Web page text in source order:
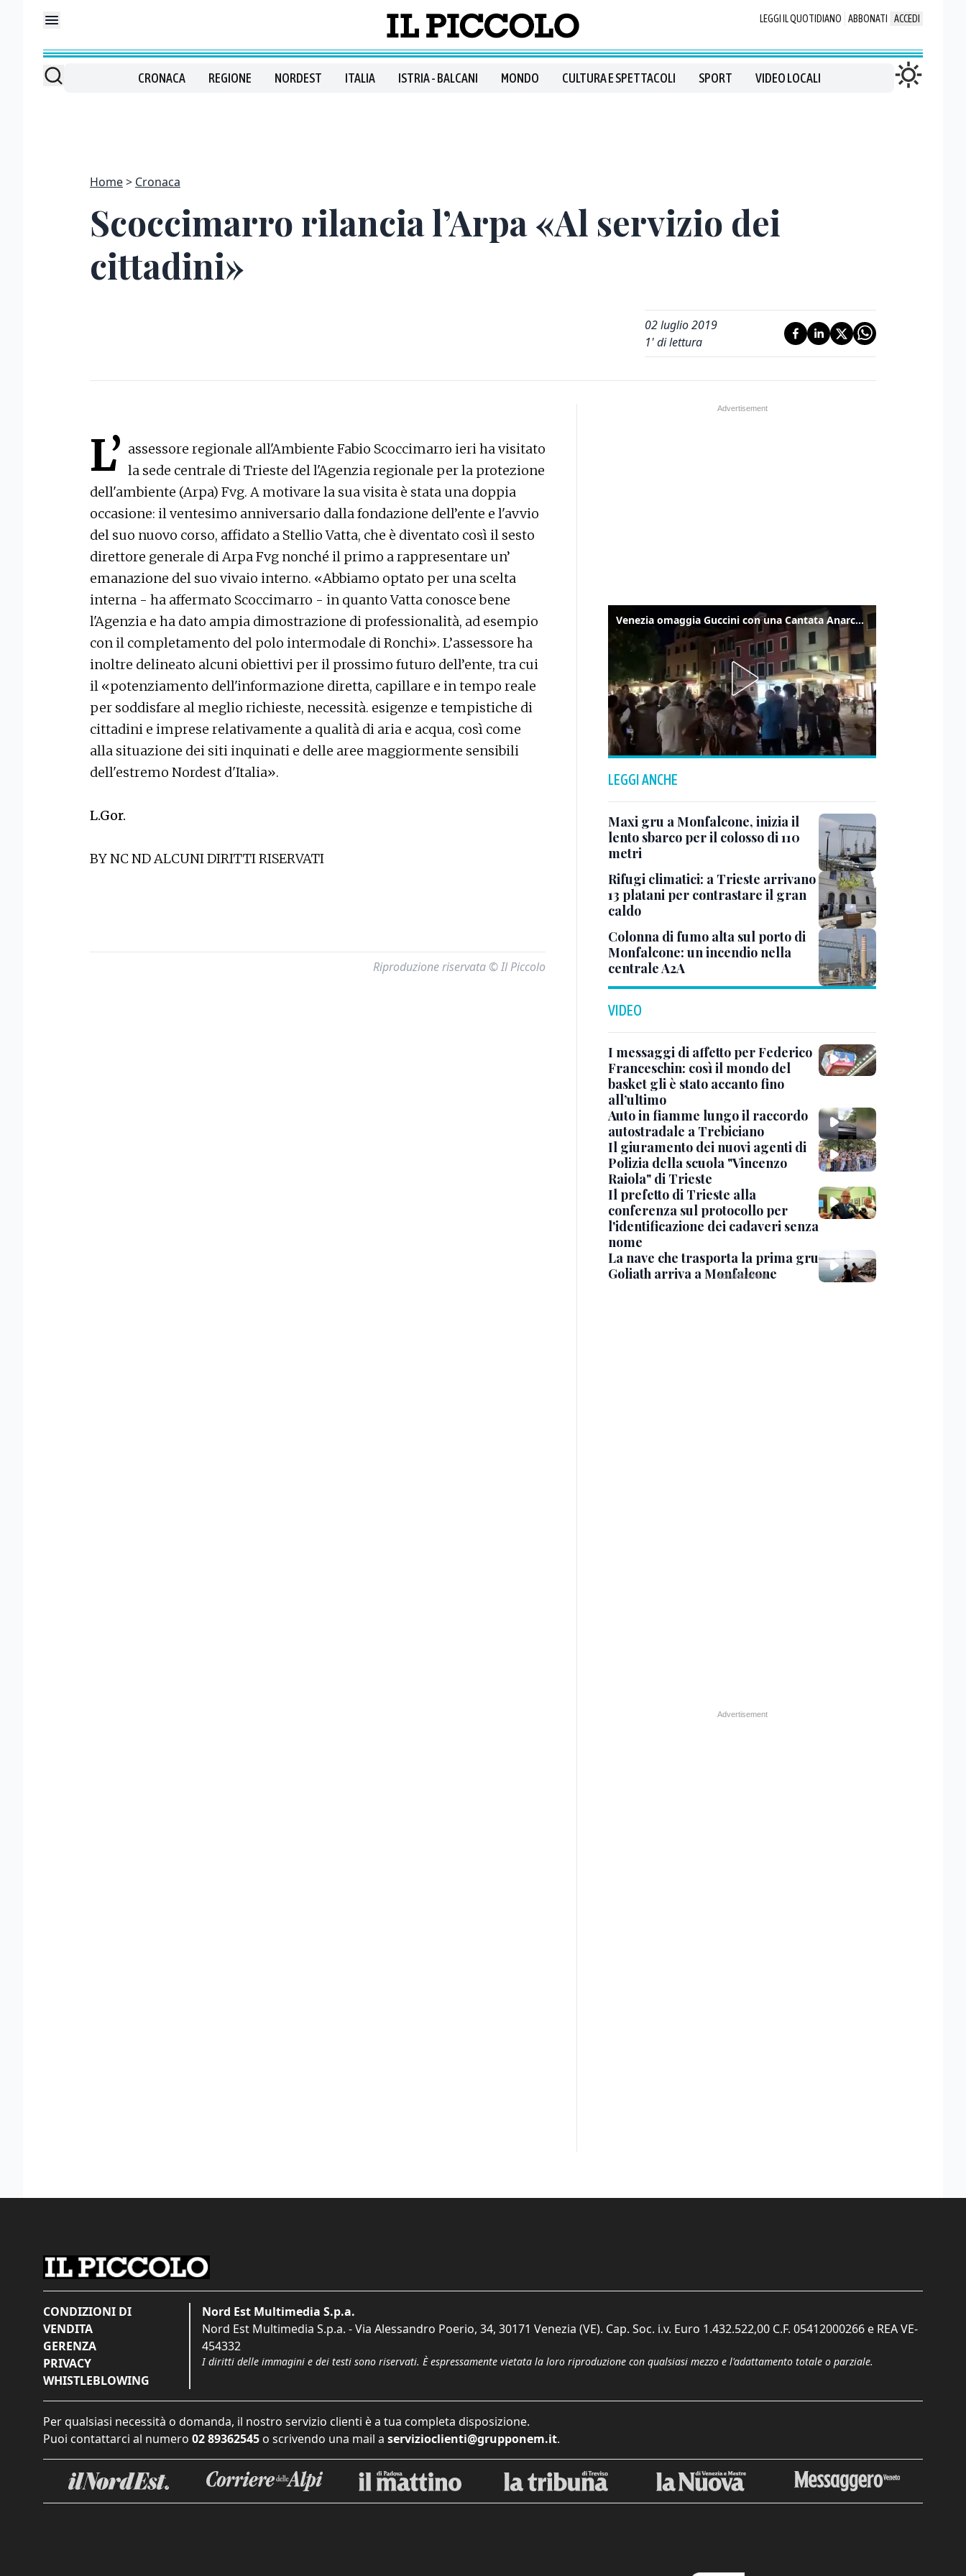
LEGGI IL QUOTIDIANO ABBONATI ACCEDI
CRONACA REGIONE NORDEST ITALIA ISTRIA - BALCANI MONDO CULTURA E SPETTACOLI SPORT VIDEO LOCALI
Home Cronaca
Scoccimarro rilancia l’Arpa «Al servizio dei
cittadini»
02 luglio 2019
1' di lettura
L’ assessore regionale all'Ambiente Fabio Scoccimarro ieri ha visitato
la sede centrale di Trieste del l'Agenzia regionale per la protezione
dell'ambiente (Arpa) Fvg. A motivare la sua visita è stata una doppia
occasione: il ventesimo anniversario dalla fondazione dell’ente e l'avvio
del suo nuovo corso, affidato a Stellio Vatta, che è diventato così il sesto
direttore generale di Arpa Fvg nonché il primo a rappresentare un’
emanazione del suo vivaio interno. «Abbiamo optato per una scelta
interna - ha affermato Scoccimarro - in quanto Vatta conosce bene
l'Agenzia e ha dato ampia dimostrazione di professionalità, ad esempio
con il completamento del polo intermodale di Ronchi». L’assessore ha
inoltre delineato alcuni obiettivi per il prossimo futuro dell’ente, tra cui
il «potenziamento dell'informazione diretta, capillare e in tempo reale
per soddisfare al meglio richieste, necessità. esigenze e tempistiche di
cittadini e imprese relativamente a qualità di aria e acqua, così come
alla situazione dei siti inquinati e delle aree maggiormente sensibili
dell'estremo Nordest d'Italia».
L.Gor.
BY NC ND ALCUNI DIRITTI RISERVATI
Riproduzione riservata © Il Piccolo
Venezia omaggia Guccini con una Cantata Anarchica in campo Santa Margherita
LEGGI ANCHE
Maxi gru a Monfalcone, inizia il
lento sbarco per il colosso di 110
metri
Rifugi climatici: a Trieste arrivano
13 platani per contrastare il gran
caldo
Colonna di fumo alta sul porto di
Monfalcone: un incendio nella
centrale A2A
VIDEO
I messaggi di affetto per Federico
Franceschin: così il mondo del
basket gli è stato accanto fino
all’ultimo
Auto in fiamme lungo il raccordo
autostradale a Trebiciano
Il giuramento dei nuovi agenti di
Polizia della scuola "Vincenzo
Raiola" di Trieste
Il prefetto di Trieste alla
conferenza sul protocollo per
l'identificazione dei cadaveri senza
nome
La nave che trasporta la prima gru
Goliath arriva a Monfalcone
CONDIZIONI DI
VENDITA
GERENZA
PRIVACY
WHISTLEBLOWING
Nord Est Multimedia S.p.a.
Nord Est Multimedia S.p.a. - Via Alessandro Poerio, 34, 30171 Venezia (VE). Cap. Soc. i.v. Euro 1.432.522,00 C.F. 05412000266 e REA VE-
454332
I diritti delle immagini e dei testi sono riservati. È espressamente vietata la loro riproduzione con qualsiasi mezzo e l'adattamento totale o parziale.
Per qualsiasi necessità o domanda, il nostro servizio clienti è a tua completa disposizione.
Puoi contattarci al numero 02 89362545 o scrivendo una mail a servizioclienti@grupponem.it.